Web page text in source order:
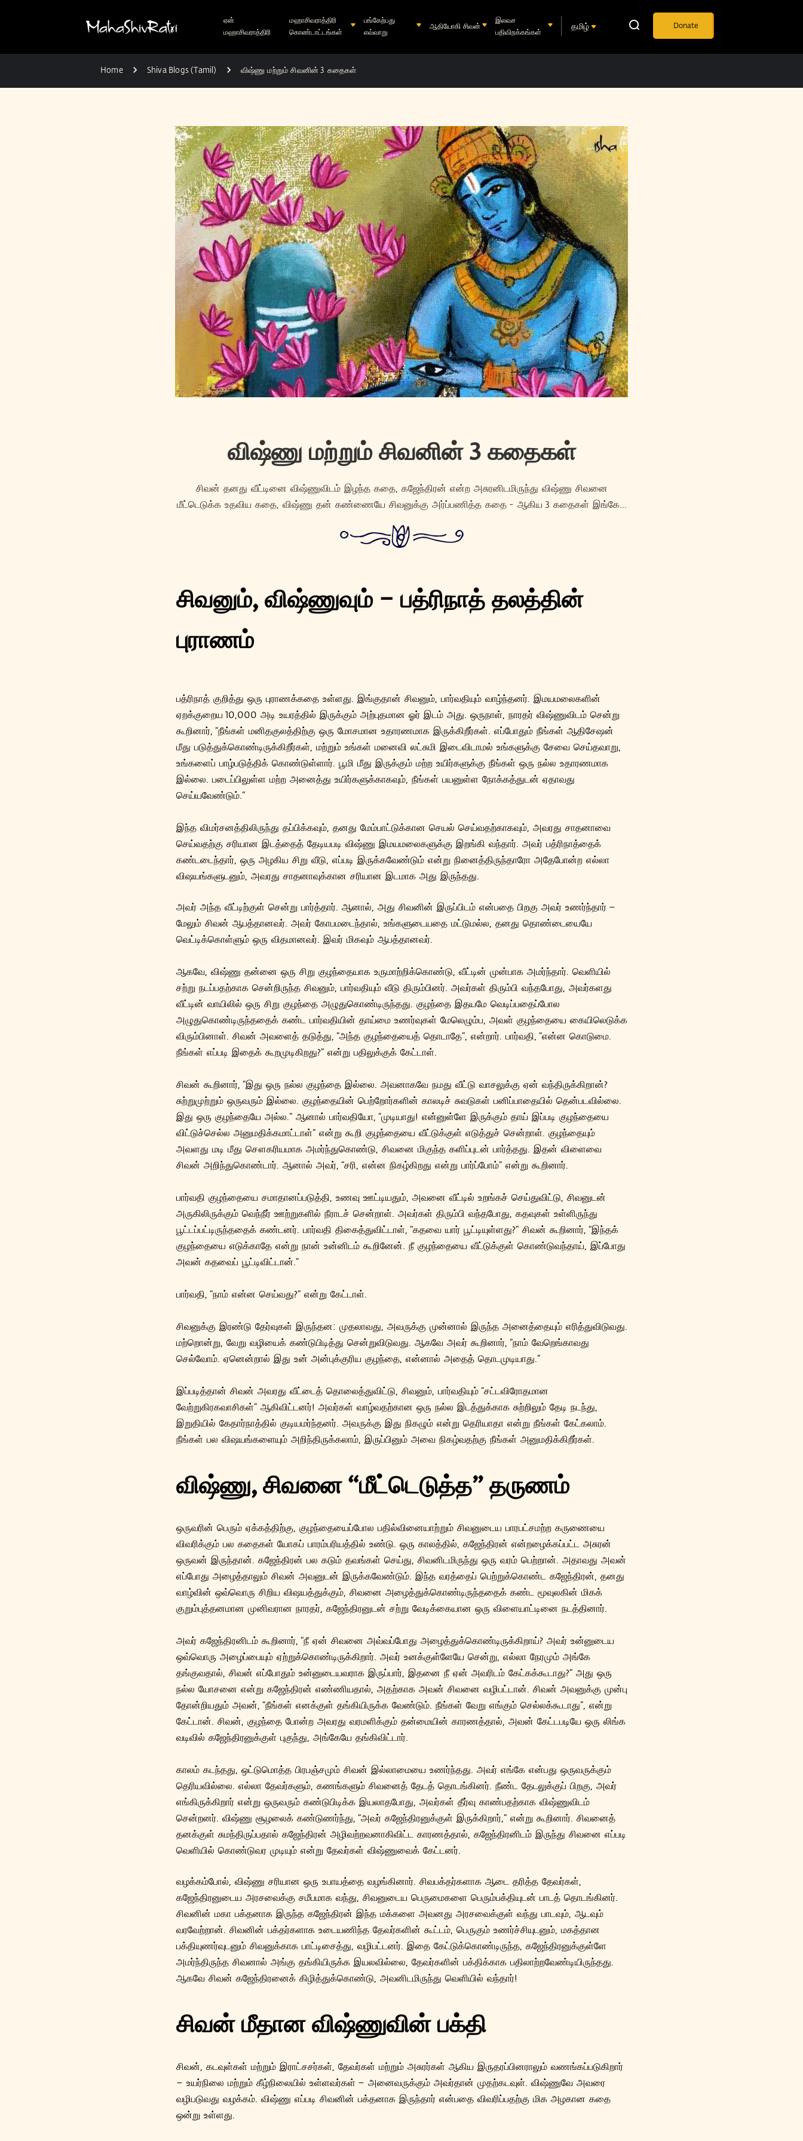
ஏன்
மஹாசிவராத்திரி
மஹாசிவராத்திரி
கொண்டாட்டங்கள்
பங்கேற்பது
எவ்வாறு
ஆதியோகி சிவன்
இலவச
பதிவிறக்கங்கள்
தமிழ் Donate
Home Shiva Blogs (Tamil) விஷ்ணு மற்றும் சிவனின் 3 கதைகள்
விஷ்ணு மற்றும் சிவனின் 3 கதைகள்
சிவன் தனது வீட்டினை விஷ்ணுவிடம் இழந்த கதை, கஜேந்திரன் என்ற அசுரனிடமிருந்து விஷ்ணு சிவனை
மீட்டெடுக்க உதவிய கதை, விஷ்ணு தன் கண்ணையே சிவனுக்கு அர்ப்பணித்த கதை - ஆகிய 3 கதைகள் இங்கே...
சிவனும், விஷ்ணுவும் – பத்ரிநாத் தலத்தின்
புராணம்
பத்ரிநாத் குறித்து ஒரு புராணக்கதை உள்ளது. இங்குதான் சிவனும், பார்வதியும் வாழ்ந்தனர். இமயமலைகளின்
ஏறக்குறைய 10,000 அடி உயரத்தில் இருக்கும் அற்புதமான ஓர் இடம் அது. ஒருநாள், நாரதர் விஷ்ணுவிடம் சென்று
கூறினார், “நீங்கள் மனிதகுலத்திற்கு ஒரு மோசமான உதாரணமாக இருக்கிறீர்கள். எப்போதும் நீங்கள் ஆதிசேஷன்
மீது படுத்துக்கொண்டிருக்கிறீர்கள், மற்றும் உங்கள் மனைவி லட்சுமி இடைவிடாமல் உங்களுக்கு சேவை செய்தவாறு,
உங்களைப் பாழ்படுத்திக் கொண்டுள்ளார். பூமி மீது இருக்கும் மற்ற உயிர்களுக்கு நீங்கள் ஒரு நல்ல உதாரணமாக
இல்லை. படைப்பிலுள்ள மற்ற அனைத்து உயிர்களுக்காகவும், நீங்கள் பயனுள்ள நோக்கத்துடன் ஏதாவது
செய்யவேண்டும்.”
இந்த விமர்சனத்திலிருந்து தப்பிக்கவும், தனது மேம்பாட்டுக்கான செயல் செய்வதற்காகவும், அவரது சாதனாவை
செய்வதற்கு சரியான இடத்தைத் தேடியபடி விஷ்ணு இமயமலைகளுக்கு இறங்கி வந்தார். அவர் பத்ரிநாத்தைக்
கண்டடைந்தார், ஒரு அழகிய சிறு வீடு, எப்படி இருக்கவேண்டும் என்று நினைத்திருந்தாரோ அதேபோன்ற எல்லா
விஷயங்களுடனும், அவரது சாதனாவுக்கான சரியான இடமாக அது இருந்தது.
அவர் அந்த வீட்டிற்குள் சென்று பார்த்தார். ஆனால், அது சிவனின் இருப்பிடம் என்பதை பிறகு அவர் உணர்ந்தார் –
மேலும் சிவன் ஆபத்தானவர். அவர் கோபமடைந்தால், உங்களுடையதை மட்டுமல்ல, தனது தொண்டையையே
வெட்டிக்கொள்ளும் ஒரு விதமானவர். இவர் மிகவும் ஆபத்தானவர்.
ஆகவே, விஷ்ணு தன்னை ஒரு சிறு குழந்தையாக உருமாற்றிக்கொண்டு, வீட்டின் முன்பாக அமர்ந்தார். வெளியில்
சற்று நடப்பதற்காக சென்றிருந்த சிவனும், பார்வதியும் வீடு திரும்பினர். அவர்கள் திரும்பி வந்தபோது, அவர்களது
வீட்டின் வாயிலில் ஒரு சிறு குழந்தை அழுதுகொண்டிருந்தது. குழந்தை இதயமே வெடிப்பதைப்போல
அழுதுகொண்டிருந்ததைக் கண்ட பார்வதியின் தாய்மை உணர்வுகள் மேலெழும்ப, அவள் குழந்தையை கையிலெடுக்க
விரும்பினாள். சிவன் அவளைத் தடுத்து, “அந்த குழந்தையைத் தொடாதே”, என்றார். பார்வதி, “என்ன கொடுமை.
நீங்கள் எப்படி இதைக் கூறமுடிகிறது?” என்று பதிலுக்குக் கேட்டாள்.
சிவன் கூறினார், “இது ஒரு நல்ல குழந்தை இல்லை. அவனாகவே நமது வீட்டு வாசலுக்கு ஏன் வந்திருக்கிறான்?
சுற்றுமுற்றும் ஒருவரும் இல்லை. குழந்தையின் பெற்றோர்களின் காலடிச் சுவடுகள் பனிப்பாதையில் தென்படவில்லை.
இது ஒரு குழந்தையே அல்ல.” ஆனால் பார்வதியோ, “முடியாது! என்னுள்ளே இருக்கும் தாய் இப்படி குழந்தையை
விட்டுச்செல்ல அனுமதிக்கமாட்டாள்” என்று கூறி குழந்தையை வீட்டுக்குள் எடுத்துச் சென்றாள். குழந்தையும்
அவளது மடி மீது சௌகரியமாக அமர்ந்துகொண்டு, சிவனை மிகுந்த களிப்புடன் பார்த்தது. இதன் விளைவை
சிவன் அறிந்துகொண்டார். ஆனால் அவர், “சரி, என்ன நிகழ்கிறது என்று பார்ப்போம்” என்று கூறினார்.
பார்வதி குழந்தையை சமாதானப்படுத்தி, உணவு ஊட்டியதும், அவனை வீட்டில் உறங்கச் செய்துவிட்டு, சிவனுடன்
அருகிலிருக்கும் வெந்நீர் ஊற்றுகளில் நீராடச் சென்றாள். அவர்கள் திரும்பி வந்தபோது, கதவுகள் உள்ளிருந்து
பூட்டப்பட்டிருந்ததைக் கண்டனர். பார்வதி திகைத்துவிட்டாள், “கதவை யார் பூட்டியுள்ளது?” சிவன் கூறினார், “இந்தக்
குழந்தையை எடுக்காதே என்று நான் உன்னிடம் கூறினேன். நீ குழந்தையை வீட்டுக்குள் கொண்டுவந்தாய், இப்போது
அவன் கதவைப் பூட்டிவிட்டான்.”
பார்வதி, “நாம் என்ன செய்வது?” என்று கேட்டாள்.
சிவனுக்கு இரண்டு தேர்வுகள் இருந்தன: முதலாவது, அவருக்கு முன்னால் இருந்த அனைத்தையும் எரித்துவிடுவது.
மற்றொன்று, வேறு வழியைக் கண்டுபிடித்து சென்றுவிடுவது. ஆகவே அவர் கூறினார், “நாம் வேறெங்காவது
செல்வோம். ஏனென்றால் இது உன் அன்புக்குரிய குழந்தை, என்னால் அதைத் தொடமுடியாது.”
இப்படித்தான் சிவன் அவரது வீட்டைத் தொலைத்துவிட்டு, சிவனும், பார்வதியும் “சட்டவிரோதமான
வேற்றுகிரகவாசிகள்” ஆகிவிட்டனர்! அவர்கள் வாழ்வதற்கான ஒரு நல்ல இடத்துக்காக சுற்றிலும் தேடி நடந்து,
இறுதியில் கேதார்நாத்தில் குடியமர்ந்தனர். அவருக்கு இது நிகழும் என்று தெரியாதா என்று நீங்கள் கேட்கலாம்.
நீங்கள் பல விஷயங்களையும் அறிந்திருக்கலாம், இருப்பினும் அவை நிகழ்வதற்கு நீங்கள் அனுமதிக்கிறீர்கள்.
விஷ்ணு, சிவனை “மீட்டெடுத்த” தருணம்
ஒருவரின் பெரும் ஏக்கத்திற்கு, குழந்தையைப்போல பதில்வினையாற்றும் சிவனுடைய பாரபட்சமற்ற கருணையை
விவரிக்கும் பல கதைகள் யோகப் பாரம்பரியத்தில் உண்டு. ஒரு காலத்தில், கஜேந்திரன் என்றழைக்கப்பட்ட அசுரன்
ஒருவன் இருந்தான். கஜேந்திரன் பல கடும் தவங்கள் செய்து, சிவனிடமிருந்து ஒரு வரம் பெற்றான். அதாவது அவன்
எப்போது அழைத்தாலும் சிவன் அவனுடன் இருக்கவேண்டும். இந்த வரத்தைப் பெற்றுக்கொண்ட கஜேந்திரன், தனது
வாழ்வின் ஒவ்வொரு சிறிய விஷயத்துக்கும், சிவனை அழைத்துக்கொண்டிருந்ததைக் கண்ட மூவுலகின் மிகக்
குறும்புத்தனமான முனிவரான நாரதர், கஜேந்திரனுடன் சற்று வேடிக்கையான ஒரு விளையாட்டினை நடத்தினார்.
அவர் கஜேந்திரனிடம் கூறினார், “நீ ஏன் சிவனை அவ்வப்போது அழைத்துக்கொண்டிருக்கிறாய்? அவர் உன்னுடைய
ஒவ்வொரு அழைப்பையும் ஏற்றுக்கொண்டிருக்கிறார். அவர் உனக்குள்ளேயே சென்று, எல்லா நேரமும் அங்கே
தங்குவதால், சிவன் எப்போதும் உன்னுடையவராக இருப்பார், இதனை நீ ஏன் அவரிடம் கேட்கக்கூடாது?” அது ஒரு
நல்ல யோசனை என்று கஜேந்திரன் எண்ணியதால், அதற்காக அவன் சிவனை வழிபட்டான். சிவன் அவனுக்கு முன்பு
தோன்றியதும் அவன், “நீங்கள் எனக்குள் தங்கியிருக்க வேண்டும். நீங்கள் வேறு எங்கும் செல்லக்கூடாது”, என்று
கேட்டான். சிவன், குழந்தை போன்ற அவரது வரமளிக்கும் தன்மையின் காரணத்தால், அவன் கேட்டபடியே ஒரு லிங்க
வடிவில் கஜேந்திரனுக்குள் புகுந்து, அங்கேயே தங்கிவிட்டார்.
காலம் கடந்தது, ஒட்டுமொத்த பிரபஞ்சமும் சிவன் இல்லாமையை உணர்ந்தது. அவர் எங்கே என்பது ஒருவருக்கும்
தெரியவில்லை. எல்லா தேவர்களும், கணங்களும் சிவனைத் தேடத் தொடங்கினர். நீண்ட தேடலுக்குப் பிறகு, அவர்
எங்கிருக்கிறார் என்று ஒருவரும் கண்டுபிடிக்க இயலாதபோது, அவர்கள் தீர்வு காண்பதற்காக விஷ்ணுவிடம்
சென்றனர். விஷ்ணு சூழலைக் கண்டுணர்ந்து, “அவர் கஜேந்திரனுக்குள் இருக்கிறார்,” என்று கூறினார். சிவனைத்
தனக்குள் சுமந்திருப்பதால் கஜேந்திரன் அழிவற்றவனாகிவிட்ட காரணத்தால், கஜேந்திரனிடம் இருந்து சிவனை எப்படி
வெளியில் கொண்டுவர முடியும் என்று தேவர்கள் விஷ்ணுவைக் கேட்டனர்.
வழக்கம்போல், விஷ்ணு சரியான ஒரு உபாயத்தை வழங்கினார். சிவபக்தர்களாக ஆடை தரித்த தேவர்கள்,
கஜேந்திரனுடைய அரசவைக்கு சமீபமாக வந்து, சிவனுடைய பெருமைகளை பெரும்பக்தியுடன் பாடத் தொடங்கினர்.
சிவனின் மகா பக்தனாக இருந்த கஜேந்திரன் இந்த மக்களை அவனது அரசவைக்குள் வந்து பாடவும், ஆடவும்
வரவேற்றான். சிவனின் பக்தர்களாக உடையணிந்த தேவர்களின் கூட்டம், பெருகும் உணர்ச்சியுடனும், மகத்தான
பக்தியுணர்வுடனும் சிவனுக்காக பாட்டிசைத்து, வழிபட்டனர். இதை கேட்டுக்கொண்டிருந்த, கஜேந்திரனுக்குள்ளே
அமர்ந்திருந்த சிவனால் அங்கு தங்கியிருக்க இயலவில்லை, தேவர்களின் பக்திக்காக பதிலாற்றவேண்டியிருந்தது.
ஆகவே சிவன் கஜேந்திரனைக் கிழித்துக்கொண்டு, அவனிடமிருந்து வெளியில் வந்தார்!
சிவன் மீதான விஷ்ணுவின் பக்தி
சிவன், கடவுள்கள் மற்றும் இராட்சசர்கள், தேவர்கள் மற்றும் அசுரர்கள் ஆகிய இருதரப்பினராலும் வணங்கப்படுகிறார்
– உயர்நிலை மற்றும் கீழ்நிலையில் உள்ளவர்கள் – அனைவருக்கும் அவர்தான் முதற்கடவுள். விஷ்ணுவே அவரை
வழிபடுவது வழக்கம். விஷ்ணு எப்படி சிவனின் பக்தனாக இருந்தார் என்பதை விவரிப்பதற்கு மிக அழகான கதை
ஒன்று உள்ளது.